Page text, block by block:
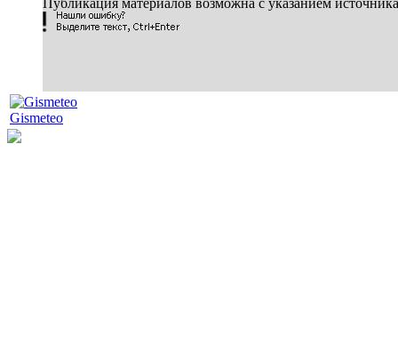
Публикация материалов возможна с указанием
Gismeteo